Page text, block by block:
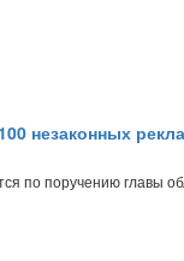
незаконных
по поручению главы